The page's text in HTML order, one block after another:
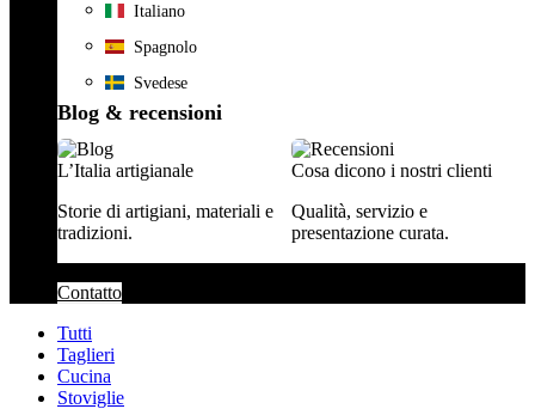
Italiano
Spagnolo
Svedese
Blog & recensioni
L’Italia artigianale
Storie di artigiani, materiali e
tradizioni.
Cosa dicono i nostri clienti
Qualità, servizio e
presentazione curata.
Contatto
Tutti
Taglieri
Cucina
Stoviglie